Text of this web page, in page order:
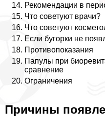
Рекомендации в
Что советуют врачи?
Что советуют
Если бугорки не
Противопоказания
Папулы при
сравнение
Ограничения
Причины